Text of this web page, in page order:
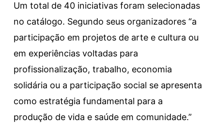
Um total de 40 iniciativas foram selecionadas
no catálogo. Segundo seus organizadores “a
participação em projetos de arte e cultura ou
em experiências voltadas para
profissionalização, trabalho, economia
solidária ou a participação social se apresenta
como estratégia fundamental para a
produção de vida e saúde em comunidade.”